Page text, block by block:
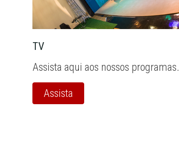
TV
Assista aqui aos nossos programas.
Assista